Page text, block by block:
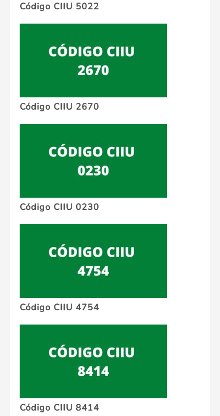
Código CIIU 5022
Código CIIU 2670
Código CIIU 0230
Código CIIU 4754
Código CIIU 8414